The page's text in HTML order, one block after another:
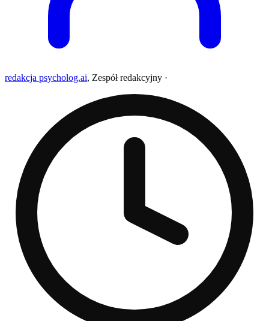
redakcja psycholog.ai, Zespół redakcyjny ·